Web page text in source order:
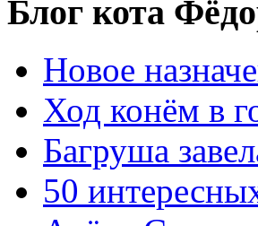
Блог кота
Новое
Ход конём в
Багруша
50